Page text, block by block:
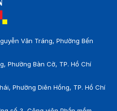
Văn Tráng, Phường Bến
Phường Bàn Cờ, TP. Hồ Chí
Phường Diên Hồng, TP. Hồ Chí